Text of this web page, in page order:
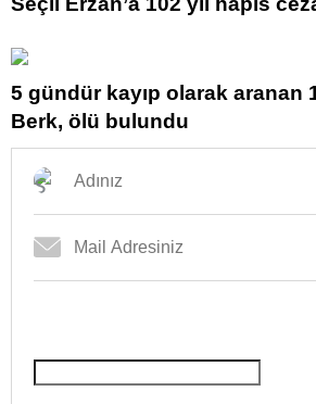
5 gündür kayıp olarak aranan
Berk, ölü bulundu